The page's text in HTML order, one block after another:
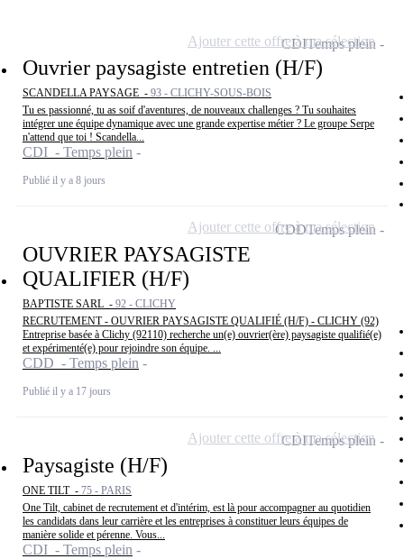
Ouvrier paysagiste entretien (H/F)
SCANDELLA PAYSAGE - 93 - CLICHY-SOUS-BOIS
Tu es passionné, tu as soif d'aventures, de nouveaux challenges ? Tu souhaites
intégrer une équipe dynamique avec une grande expertise métier ? Le groupe Serpe
n'attend que toi ! Scandella...
CDI - Temps plein
Publié il y a 8 jours
CDITemps plein
Ajouter cette offre à ma sélection
OUVRIER PAYSAGISTE
QUALIFIER (H/F)
BAPTISTE SARL - 92 - CLICHY
RECRUTEMENT - OUVRIER PAYSAGISTE QUALIFIÉ (H/F) - CLICHY (92)
Entreprise basée à Clichy (92110) recherche un(e) ouvrier(ère) paysagiste qualifié(e)
et expérimenté(e) pour rejoindre son équipe. ...
CDD - Temps plein
Publié il y a 17 jours
CDDTemps plein
Ajouter cette offre à ma sélection
Paysagiste (H/F)
ONE TILT - 75 - PARIS
One Tilt, cabinet de recrutement et d'intérim, est là pour accompagner au quotidien
les candidats dans leur carrière et les entreprises à constituer leurs équipes de
manière solide et pérenne. Vous...
CDI - Temps plein
CDITemps plein
Ajouter cette offre à ma sélection